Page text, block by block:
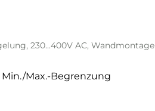
des Bildes.
230...400V AC, Wandmontage
Max.-Begrenzung